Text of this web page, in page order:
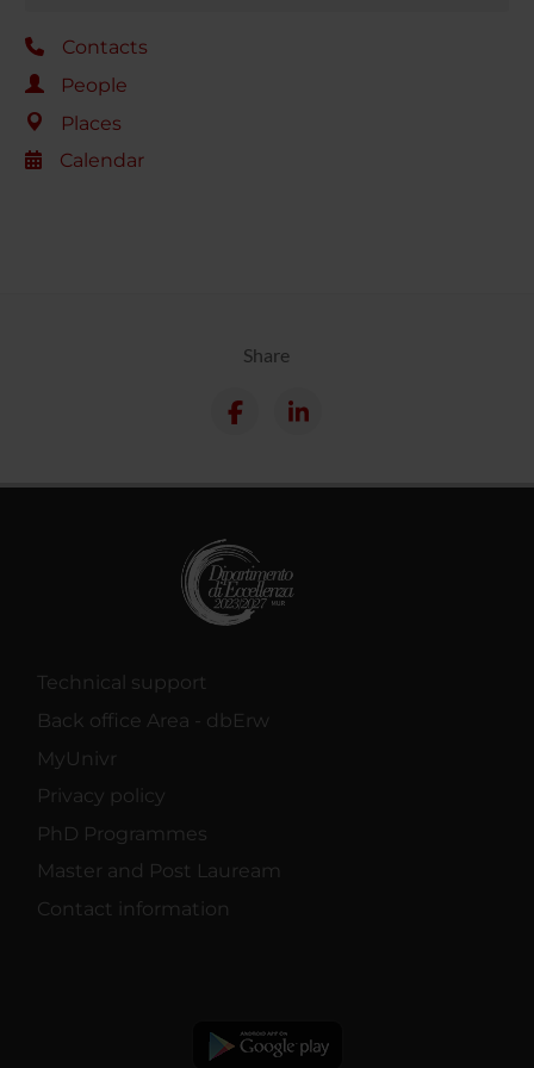
Contacts
People
Places
Calendar
Share
Technical support
Back office Area - dbErw
MyUnivr
Privacy policy
PhD Programmes
Master and Post Lauream
Contact information